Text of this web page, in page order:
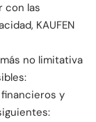
con las
KAUFEN
no limitativa
y